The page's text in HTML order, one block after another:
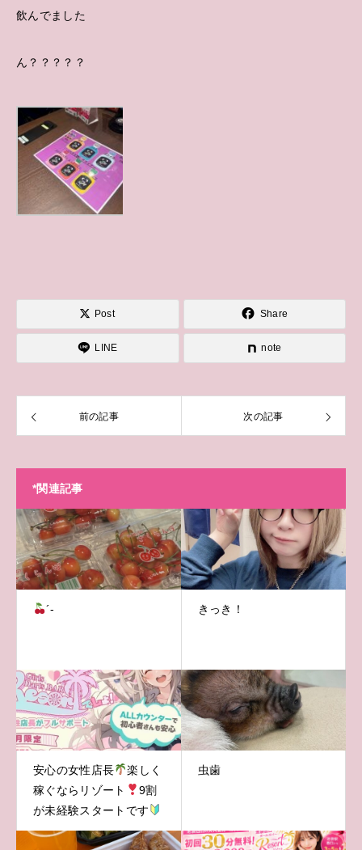
飲んでました
ん？？？？？
Post Share
LINE note
前の記事 次の記事
*関連記事
´- きっき！
安心の女性店長
楽しく
稼ぐならリゾート
9割
が未経験スタートです
虫歯